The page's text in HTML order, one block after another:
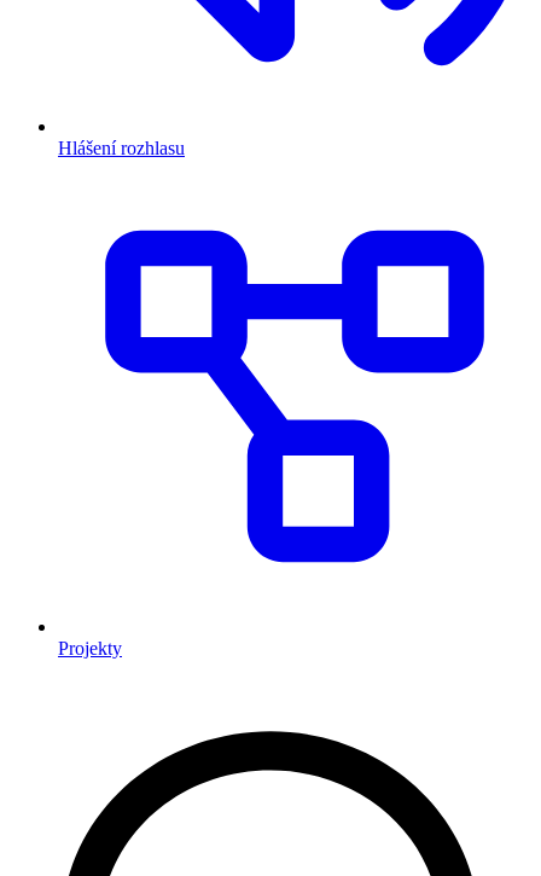
Hlášení rozhlasu
Projekty